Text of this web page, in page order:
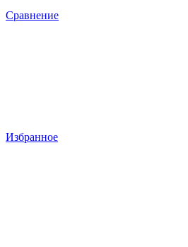
Сравнение
Избранное